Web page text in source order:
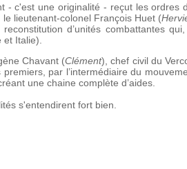
- c'est une originalité - reçut les ordres
le lieutenant-colonel François Huet (
d’unités combattantes
Italie).
Chavant (Clément), chef civil du
premiers, par l’intermédiaire du
une chaine complète d’aides.
s'entendirent fort bien.